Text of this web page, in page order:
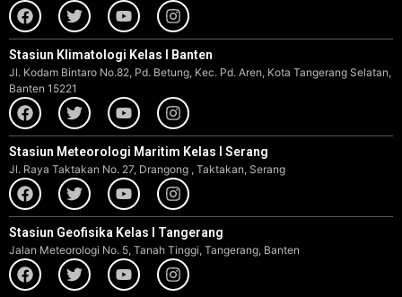
Stasiun Klimatologi Kelas I Banten
Jl. Kodam Bintaro No.82, Pd. Betung, Kec. Pd. Aren, Kota Tangerang Selatan,
Banten 15221
Stasiun Meteorologi Maritim Kelas I Serang
Jl. Raya Taktakan No. 27, Drangong , Taktakan, Serang
Stasiun Geofisika Kelas I Tangerang
Jalan Meteorologi No. 5, Tanah Tinggi, Tangerang, Banten